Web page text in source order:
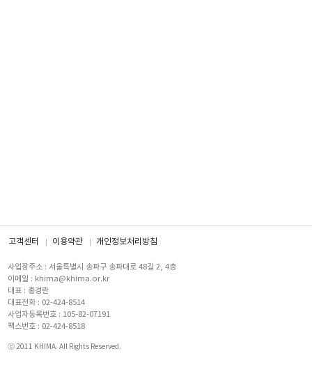
고객센터 이용약관 개인정보처리방침
사업장주소 : 서울특별시 송파구 송파대로 48길 2, 4층
이메일 : khima@khima.or.kr
대표 : 홍경란
대표전화 : 02-424-8514
사업자등록번호 : 105-82-07191
팩스번호 : 02-424-8518
ⓒ 2011 KHIMA. All Rights Reserved.